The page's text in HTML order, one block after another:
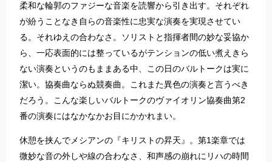
柔和な輪郭のファジーな音楽を読響から引き出す。それぞれ
が紛うことなき自らの音楽性に忠実な演奏を実現させてい
る。それゆえの合わなさ。ソリストと指揮者間の妙な妥協か
ら、一応表面的には整っているがテンションの低い煮えきら
ない演奏というのもままある中、この日のバルトークは実に
潔い。協奏曲ならぬ競奏曲。これまた異色の演奏と言うべき
だろう。こんな楽しいバルトークのヴァイオリン協奏曲第2
番の演奏にはなかなかお目にかかれまい。
休憩を挟んでメシアンの『キリストの昇天』。第1楽章では
微妙な音の外しや線の合わなさ、和声感の崩れにリハの時間